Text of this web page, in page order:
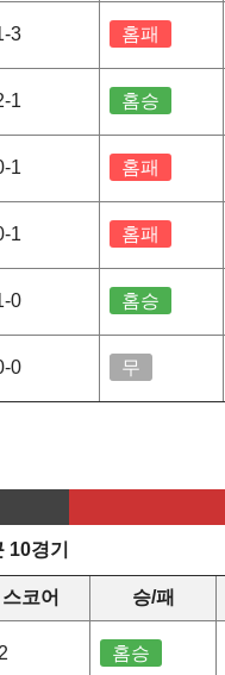
3 홈패
1 홈승
1 홈패
1 홈패
0 홈승
0 무
10경기
스코어 승/패
홈승